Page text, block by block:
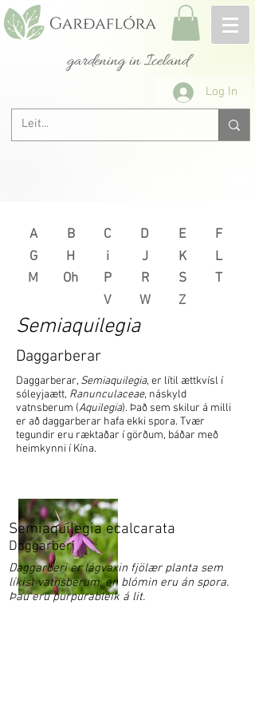
gardening in Iceland
Log In
A B C D E
F
G
M
H
i
Oh
P
J
R
K
L
S
T
V
W Z
Semiaquilegia
Daggarberar
Daggarberar, Semiaquilegia, er lítil ættkvísl í
sóleyjaætt, Ranunculaceae, náskyld
vatnsberum (Aquilegia). Það sem skilur á milli
er að daggarberar hafa ekki spora. Tvær
tegundir eru ræktaðar í görðum, báðar með
heimkynni í Kína.
Daggarberi
Semiaquilegia ecalcarata
Daggarberi er lágvaxin fjölær planta sem
líkist vatnsberum, en blómin eru án spora.
Þau eru purpurableik á lit.